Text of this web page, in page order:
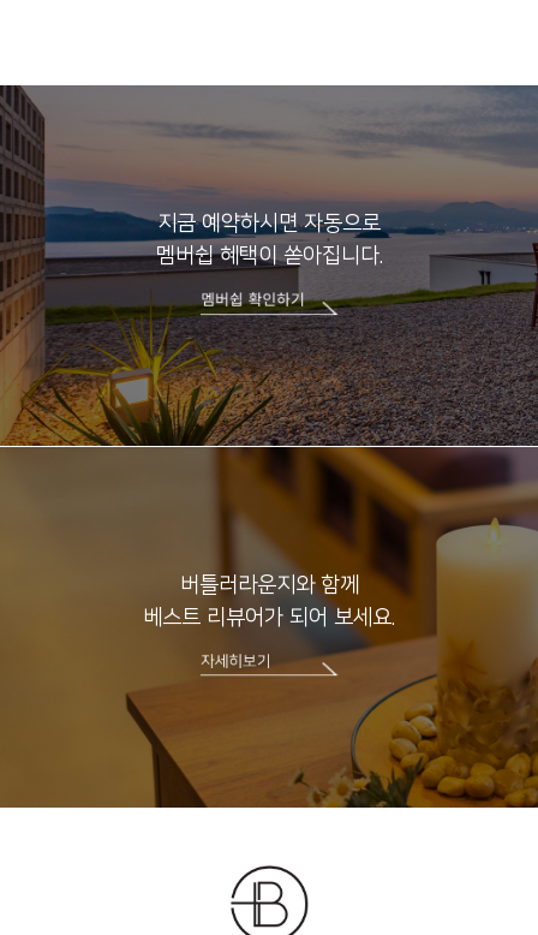
지금 예약하시면 자동으로
멤버쉽 혜택이 쏟아집니다.
버틀러라운지와 함께
베스트 리뷰어가 되어 보세요.